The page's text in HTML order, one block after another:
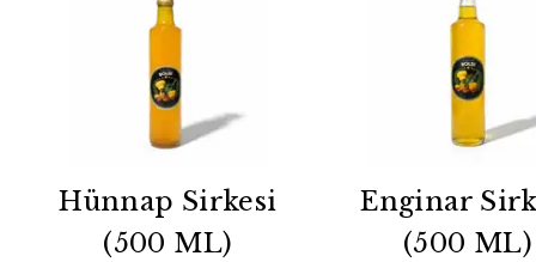
Hünnap Sirkesi
(500 ML)
Enginar
(500 ML)